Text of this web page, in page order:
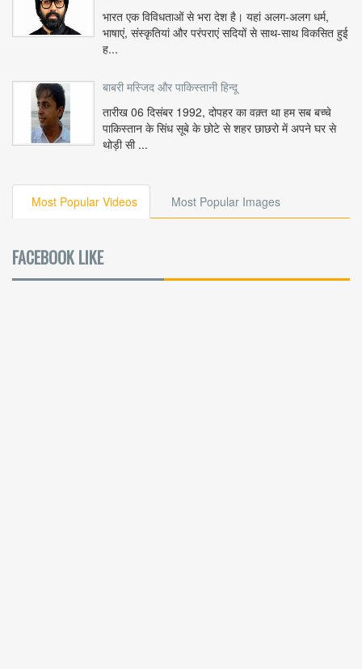
भारत एक विविधताओं से भरा देश है। यहां अलग-अलग धर्म,
भाषाएं, संस्कृतियां और परंपराएं सदियों से साथ-साथ विकसित हुई
ह...
बाबरी मस्जिद और पाकिस्तानी हिन्दू
तारीख 06 दिसंबर 1992, दोपहर का वक़्त था हम सब बच्चे
पाकिस्तान के सिंध सूबे के छोटे से शहर छाछरो में अपने घर से
थोड़ी सी ...
Most Popular Videos Most Popular Images
FACEBOOK LIKE